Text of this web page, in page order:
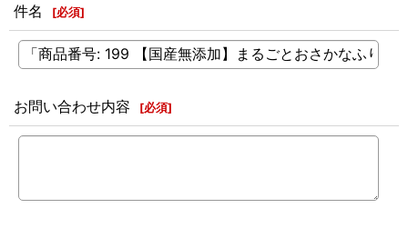
件名 [必須]
お問い合わせ内容 [必須]